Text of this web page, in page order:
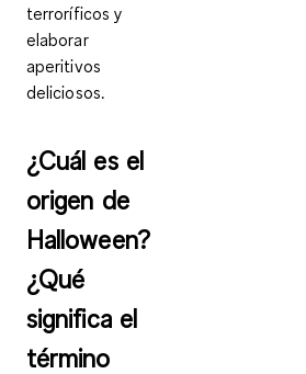
terroríficos y
elaborar
aperitivos
deliciosos.
¿Cuál es el
origen de
Halloween?
¿Qué
significa el
término